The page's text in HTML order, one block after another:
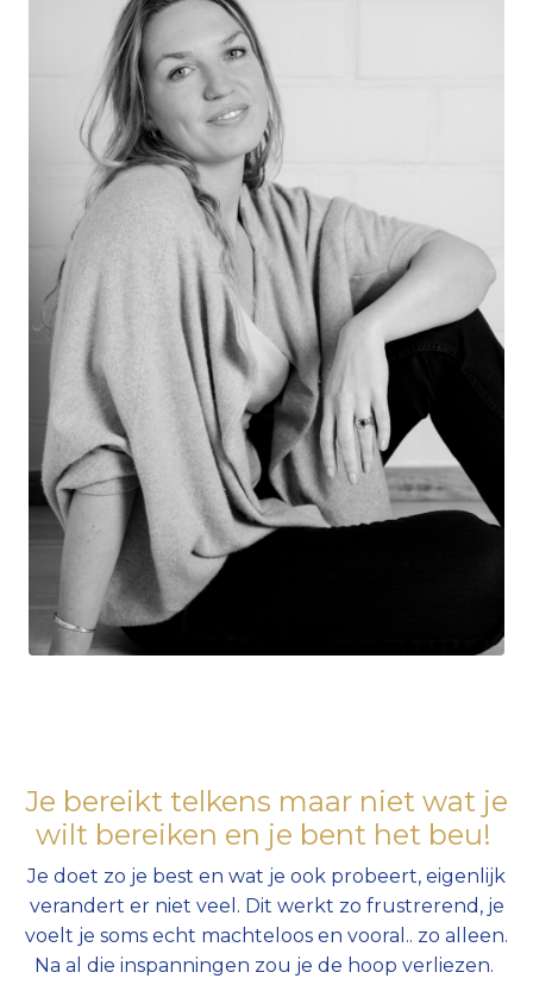
Je bereikt telkens maar niet wat je
wilt bereiken en je bent het beu!
Je doet zo je best en wat je ook probeert, eigenlijk
verandert er niet veel. Dit werkt zo frustrerend, je
voelt je soms echt machteloos en vooral.. zo alleen.
Na al die inspanningen zou je de hoop verliezen.